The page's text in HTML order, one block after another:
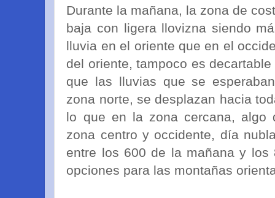
Durante la mañana, la zona de
baja con ligera llovizna siendo
lluvia en el oriente que en el
del oriente, tampoco es
que las lluvias que se
zona norte, se desplazan hacia
lo que en la zona cercana, algo
zona centro y occidente, día
entre los 600 de la mañana y
opciones para las montañas